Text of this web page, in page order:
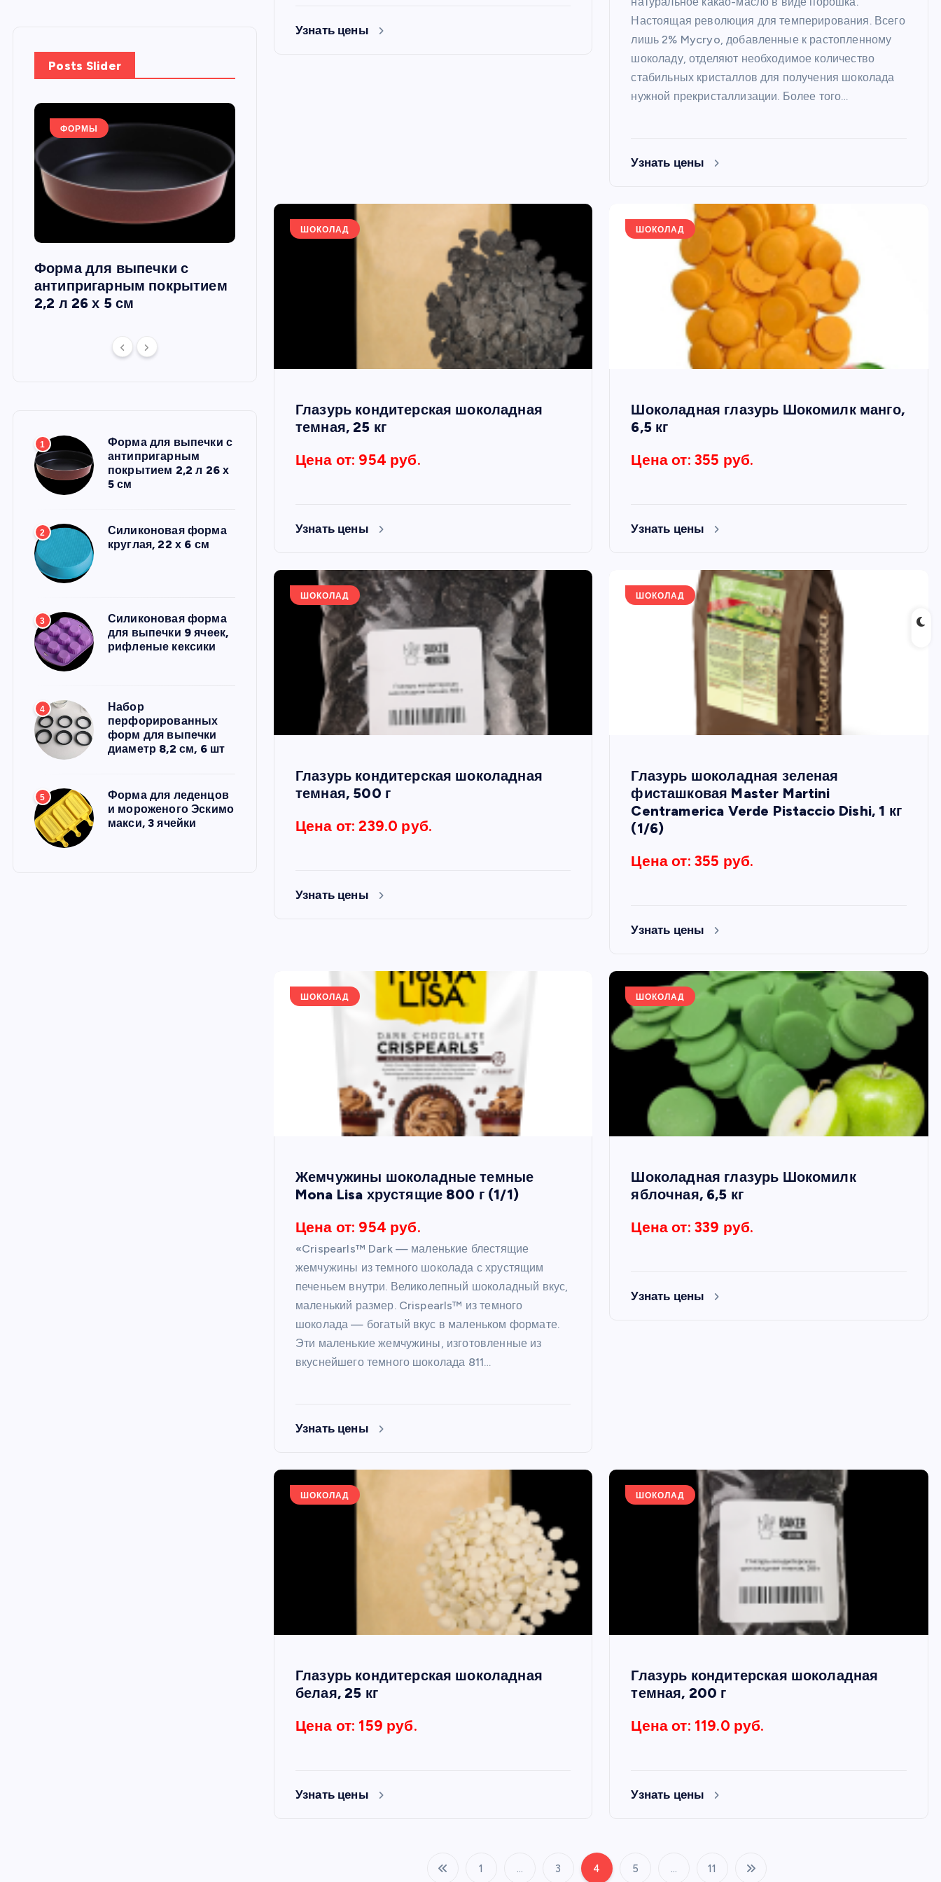
Posts Slider
ФОРМЫ
Форма для выпечки с
антипригарным покрытием
2,2 л 26 х 5 см
Силиконовая форма для
выпечки 9 ячеек, рифленые
кексики
Набор перфорированных
форм для выпечки диаметр
8,2 см, 6 шт
Форма для
мороженого
3 ячейки
1
Форма для выпечки с
антипригарным
покрытием 2,2 л 26 х
5 см
2
Силиконовая форма
круглая, 22 х 6 см
3
Силиконовая форма
для выпечки 9 ячеек,
рифленые кексики
4
Набор
перфорированных
форм для выпечки
диаметр 8,2 см, 6 шт
5
Форма для леденцов
и мороженого Эскимо
макси, 3 ячейки
Узнать цены
Настоящая революция для темперирования. Всего
лишь 2% Mycryo, добавленные к растопленному
шоколаду, отделяют необходимое количество
стабильных кристаллов для получения шоколада
нужной прекристаллизации. Более того…
Узнать цены
ШОКОЛАД
Глазурь кондитерская шоколадная
темная, 25 кг
Цена от: 954 руб.
Узнать цены
ШОКОЛАД
Шоколадная глазурь Шокомилк манго,
6,5 кг
Цена от: 355 руб.
Узнать цены
ШОКОЛАД
Глазурь кондитерская шоколадная
темная, 500 г
Цена от: 239.0 руб.
Узнать цены
ШОКОЛАД
Глазурь шоколадная зеленая
фисташковая Master Martini
Centramerica Verde Pistaccio Dishi, 1 кг
(1/6)
Цена от: 355 руб.
Узнать цены
ШОКОЛАД
Жемчужины шоколадные темные
Mona Lisa хрустящие 800 г (1/1)
Цена от: 954 руб.
«Crispearls™ Dark — маленькие блестящие
жемчужины из темного шоколада с хрустящим
печеньем внутри. Великолепный шоколадный вкус,
маленький размер. Crispearls™ из темного
шоколада — богатый вкус в маленьком формате.
Эти маленькие жемчужины, изготовленные из
вкуснейшего темного шоколада 811…
Узнать цены
ШОКОЛАД
Шоколадная глазурь Шокомилк
яблочная, 6,5 кг
Цена от: 339 руб.
Узнать цены
ШОКОЛАД
Глазурь кондитерская шоколадная
белая, 25 кг
Цена от: 159 руб.
Узнать цены
ШОКОЛАД
Глазурь кондитерская шоколадная
темная, 200 г
Цена от: 119.0 руб.
Узнать цены
1 … 3 4 5 … 11